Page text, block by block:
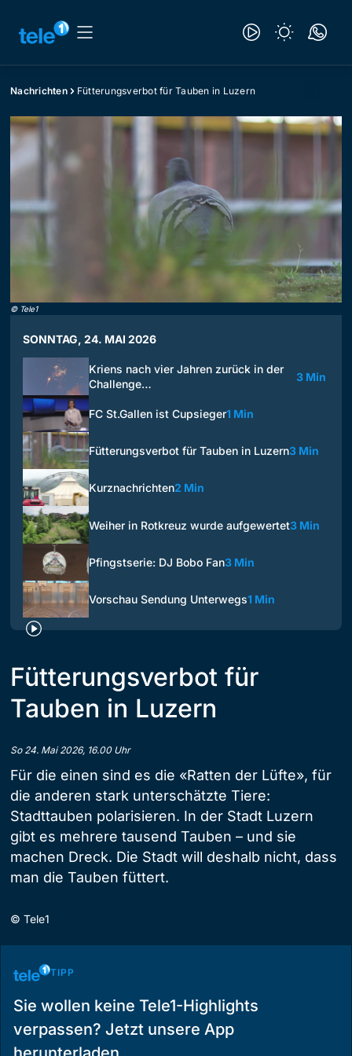
Nachrichten Fütterungsverbot für Tauben in Luzern
© Tele1
SONNTAG, 24. MAI 2026
Kriens nach vier Jahren zurück in der
Challenge…
3 Min
FC St.Gallen ist Cupsieger1 Min
Fütterungsverbot für Tauben in Luzern3 Min
Kurznachrichten2 Min
Weiher in Rotkreuz wurde aufgewertet3 Min
Pfingstserie: DJ Bobo Fan3 Min
Vorschau Sendung Unterwegs1 Min
Fütterungsverbot für
Tauben in Luzern
So 24. Mai 2026, 16.00 Uhr
Für die einen sind es die «Ratten der Lüfte», für
die anderen stark unterschätzte Tiere:
Stadttauben polarisieren. In der Stadt Luzern
gibt es mehrere tausend Tauben – und sie
machen Dreck. Die Stadt will deshalb nicht, dass
man die Tauben füttert.
© Tele1
TIPP
Sie wollen keine Tele1-Highlights
verpassen? Jetzt unsere App